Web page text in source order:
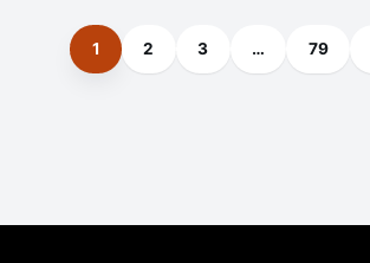
1 2 3 … 79